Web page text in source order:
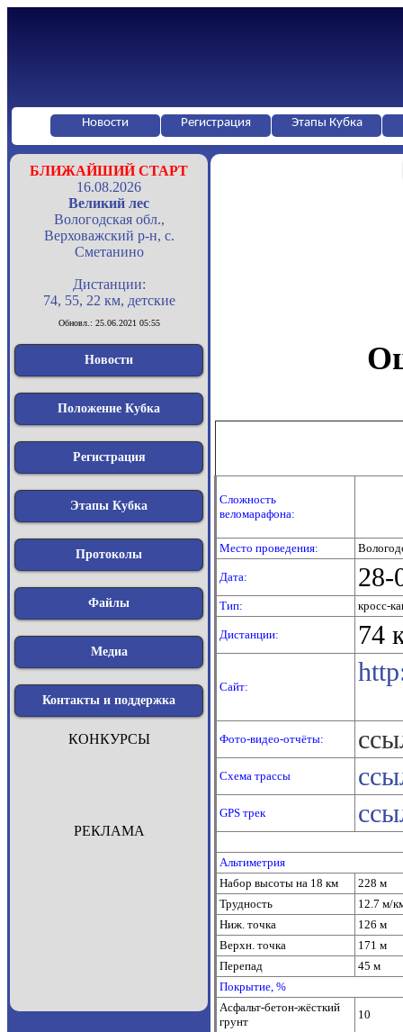
Новости Регистрация Этапы Кубка
БЛИЖАЙШИЙ СТАРТ
16.08.2026
Великий лес
Вологодская обл.,
Верховажский р-н, с.
Сметанино
Дистанции:
74, 55, 22 км, детские
Обновл.: 25.06.2021 05:55
Новости
Положение Кубка
Регистрация
Этапы Кубка
Протоколы
Файлы
Медиа
Контакты и поддержка
КОНКУРСЫ
РЕКЛАМА
Сложность
веломарафона:
Место проведения:
Дата: 28-
Тип: кросс-
Дистанции: 74
Сайт:
Фото-видео-отчёты:
Схема трассы
GPS трек
Альтиметрия
Набор высоты на 18 км
228 м
Трудность
12.7 м/
Ниж. точка
126 м
Верхн. точка
171 м
Перепад
45 м
Покрытие, %
Асфальт-бетон-жёсткий
грунт
10